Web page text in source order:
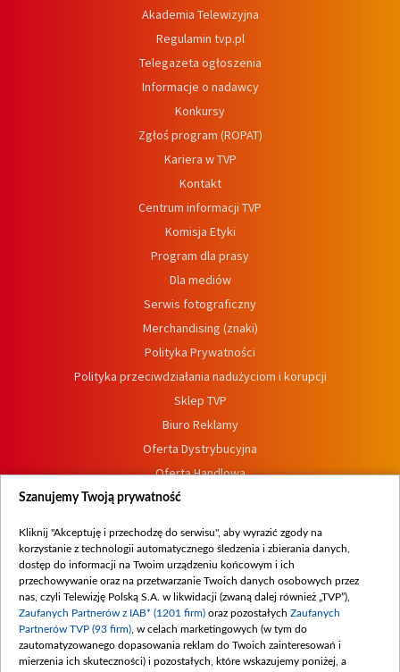
Akademia Telewizyjna
Regulamin tvp.pl
Telegazeta ogłoszenia
Informacje o nadawcy
Konkursy
Zgłoś program (ROPAT)
Kariera w TVP
Kontakt
Centrum informacji TVP
Komisja Etyki
Program dla prasy
Dla mediów
Serwis fotograficzny
Merchandising (znaki)
Polityka Prywatności
Polityka przeciwdziałania nadużyciom i korupcji
Sklep TVP
Biuro Reklamy
Oferta Dystrybucyjna
Oferta Handlowa
Dostępność
Procedura zgłoszeń wewnętrznych
Szanujemy Twoją prywatność
Kliknij "Akceptuję i przechodzę do serwisu", aby wyrazić zgody na
korzystanie z technologii automatycznego śledzenia i zbierania danych,
dostęp do informacji na Twoim urządzeniu końcowym i ich
przechowywanie oraz na przetwarzanie Twoich danych osobowych przez
nas, czyli Telewizję Polską S.A. w likwidacji (zwaną dalej również „TVP”),
Zaufanych Partnerów z IAB* (1201 firm) oraz pozostałych Zaufanych
Partnerów TVP (93 firm) , w celach marketingowych (w tym do
zautomatyzowanego dopasowania reklam do Twoich zainteresowań i
mierzenia ich skuteczności) i pozostałych, które wskazujemy poniżej, a